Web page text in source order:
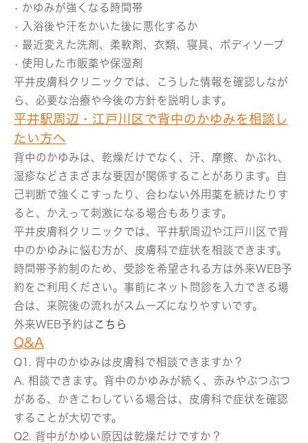
• かゆみが強くなる時間帯
• 入浴後や汗をかいた後に悪化するか
• 最近変えた洗剤、柔軟剤、衣類、寝具、ボディソープ
• 使用した市販薬や保湿剤
平井皮膚科クリニックでは、こうした情報を確認しなが
ら、必要な治療や今後の方針を説明します。
平井駅周辺・江戸川区で背中のかゆみを相談し
たい方へ
背中のかゆみは、乾燥だけでなく、汗、摩擦、かぶれ、
湿疹などさまざまな要因が関係することがあります。自
己判断で強くこすったり、合わない外用薬を続けたりす
ると、かえって刺激になる場合もあります。
平井皮膚科クリニックでは、平井駅周辺や江戸川区で背
中のかゆみに悩む方が、皮膚科で症状を相談できます。
時間帯予約制のため、受診を希望される方は外来WEB予
約をご利用ください。事前にネット問診を入力できる場
合は、来院後の流れがスムーズになりやすいです。
外来WEB予約は こちら
Q&A
Q1. 背中のかゆみは皮膚科で相談できますか？
A. 相談できます。背中のかゆみが続く、赤みやぶつぶつ
がある、かきこわしている場合は、皮膚科で症状を確認
することが大切です。
Q2. 背中がかゆい原因は乾燥だけですか？